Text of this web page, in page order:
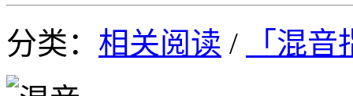
分类： 相关阅读 / 「混